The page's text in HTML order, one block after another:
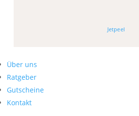
Jetpeel
Über uns
Ratgeber
Gutscheine
Kontakt